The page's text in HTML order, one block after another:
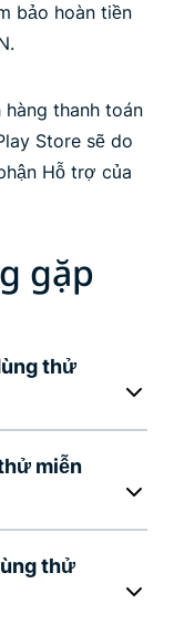
bảo hoàn tiền
thanh toán
Store sẽ do
Hỗ trợ của
gặp
thử
miễn
thử